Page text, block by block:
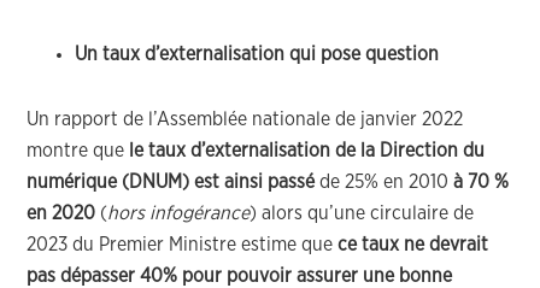
Un taux d’externalisation qui pose question
Un rapport de l’Assemblée nationale de janvier 2022
montre que le taux d’externalisation de la Direction du
numérique (DNUM) est ainsi passéde 25% en 2010à 70 %
en 2020 (hors infogérance) alors qu’une circulaire de
2023 du Premier Ministre estime quece taux ne devrait
pas dépasser 40% pour pouvoir assurer une bonne